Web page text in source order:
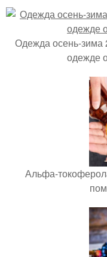
Одежда осень-зима
одежде
Альфа-